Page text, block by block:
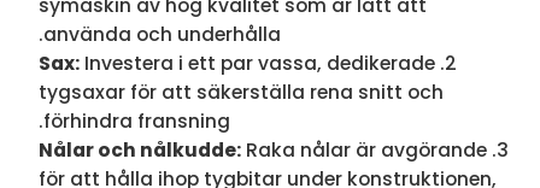
symaskin av hög kvalitet som är lätt att
använda och underhålla.
Sax:Investera i ett par vassa, dedikerade
tygsaxar för att säkerställa rena snitt och
förhindra fransning.
Nålar och nålkudde:Raka nålar är avgörande
för att hålla ihop tygbitar under konstruktionen,